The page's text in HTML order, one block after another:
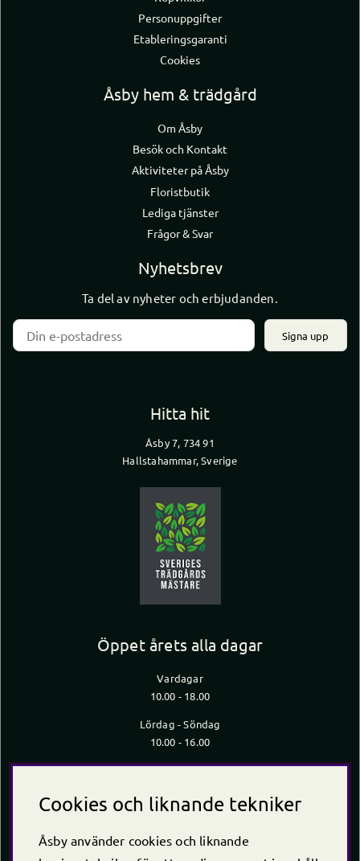
Personuppgifter
Etableringsgaranti
Cookies
Åsby hem & trädgård
Om Åsby
Besök och Kontakt
Aktiviteter på Åsby
Floristbutik
Lediga tjänster
Frågor & Svar
Nyhetsbrev
Ta del av nyheter och erbjudanden.
Signa upp
Hitta hit
Åsby 7, 734 91
Hallstahammar, Sverige
Öppet årets alla dagar
Vardagar
10.00 - 18.00
Lördag - Söndag
10.00 - 16.00
*Caféet stänger 30 min innan butiken stänger
Kontakt
E-post:info@asby.nu
Cookies och liknande tekniker
Åsby använder cookies och liknande